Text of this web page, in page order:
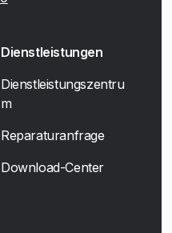
Dienstleistungen
Dienstleistungszentru
m
Reparaturanfrage
Download-Center